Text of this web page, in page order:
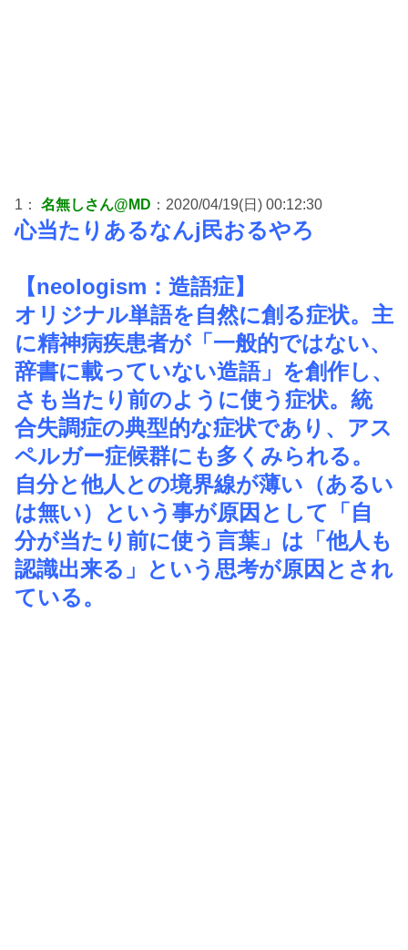
1： 名無しさん@MD ：2020/04/19(日) 00:12:30
心当たりあるなんj民おるやろ
【neologism：造語症】
オリジナル単語を自然に創る症状。主
に精神病疾患者が「一般的ではない、
辞書に載っていない造語」を創作し、
さも当たり前のように使う症状。統
合失調症の典型的な症状であり、アス
ペルガー症候群にも多くみられる。
自分と他人との境界線が薄い（あるい
は無い）という事が原因として「自
分が当たり前に使う言葉」は「他人も
認識出来る」という思考が原因とされ
ている。